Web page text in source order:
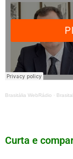
Brasitália WebRádio ·
Curta e